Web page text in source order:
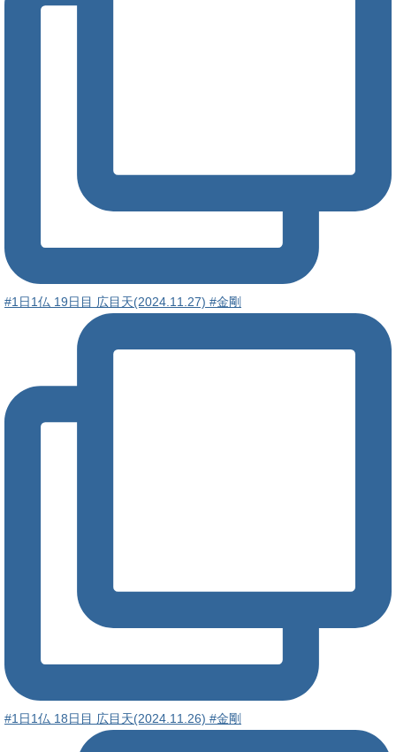
#1日1仏 19日目 広目天(2024.11.27) #金剛
#1日1仏 18日目 広目天(2024.11.26) #金剛